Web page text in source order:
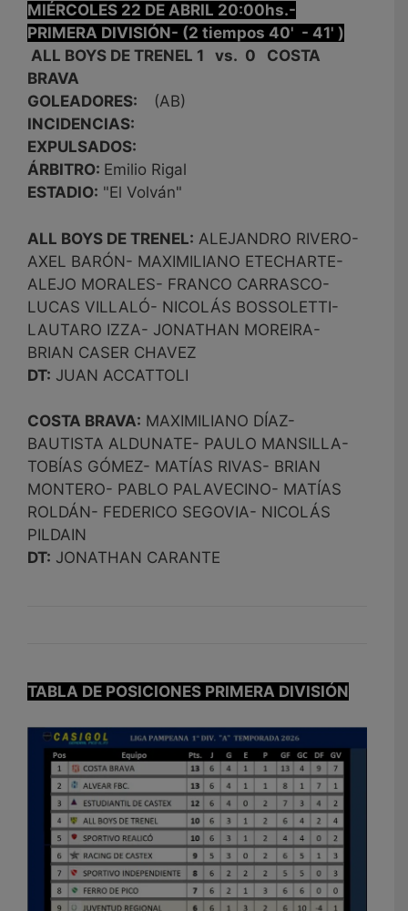
MIÉRCOLES 22 DE ABRIL 20:00hs.-
PRIMERA DIVISIÓN- (2 tiempos 40' - 41' )
ALL BOYS DE TRENEL 1 vs. 0 COSTA
BRAVA
GOLEADORES:
(AB)
INCIDENCIAS:
EXPULSADOS:
ÁRBITRO: Emilio Rigal
ESTADIO: "El Volván"
ALL BOYS DE TRENEL: ALEJANDRO RIVERO-
AXEL BARÓN- MAXIMILIANO ETECHARTE-
ALEJO MORALES- FRANCO CARRASCO-
LUCAS VILLALÓ- NICOLÁS BOSSOLETTI-
LAUTARO IZZA- JONATHAN MOREIRA-
BRIAN CASER CHAVEZ
DT: JUAN ACCATTOLI
COSTA BRAVA: MAXIMILIANO DÍAZ-
BAUTISTA ALDUNATE- PAULO MANSILLA-
TOBÍAS GÓMEZ- MATÍAS RIVAS- BRIAN
MONTERO- PABLO PALAVECINO- MATÍAS
ROLDÁN- FEDERICO SEGOVIA- NICOLÁS
PILDAIN
DT: JONATHAN CARANTE
TABLA DE POSICIONES PRIMERA DIVISIÓN